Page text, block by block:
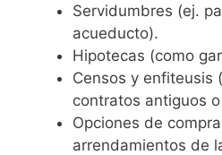
Servidumbres (ej.
acueducto).
Hipotecas (como
Censos y enfiteusis
contratos antiguos
Opciones de
arrendamientos de